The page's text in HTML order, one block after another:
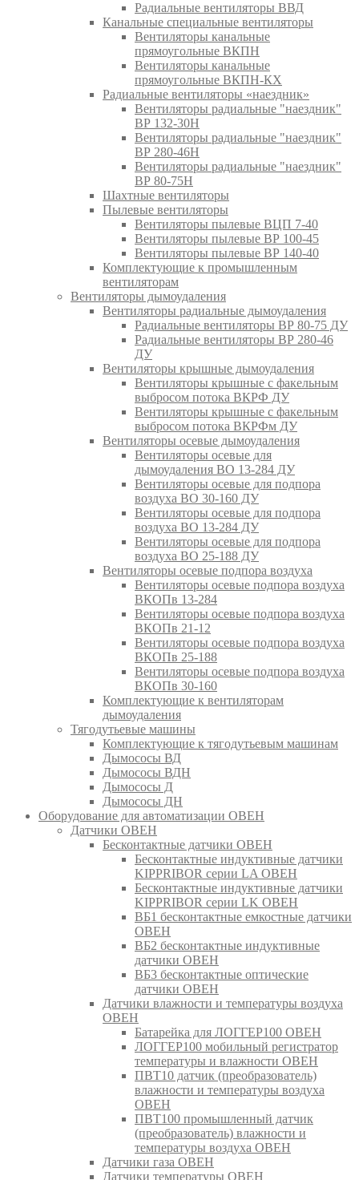
Радиальные вентиляторы ВВД
Канальные специальные вентиляторы
Вентиляторы канальные
прямоугольные ВКПН
Вентиляторы канальные
прямоугольные ВКПН-КХ
Радиальные вентиляторы «наездник»
Вентиляторы радиальные "наездник"
ВР 132-30Н
Вентиляторы радиальные "наездник"
ВР 280-46Н
Вентиляторы радиальные "наездник"
ВР 80-75Н
Шахтные вентиляторы
Пылевые вентиляторы
Вентиляторы пылевые ВЦП 7-40
Вентиляторы пылевые ВР 100-45
Вентиляторы пылевые ВР 140-40
Комплектующие к промышленным
вентиляторам
Вентиляторы дымоудаления
Вентиляторы радиальные дымоудаления
Радиальные вентиляторы ВР 80-75 ДУ
Радиальные вентиляторы ВР 280-46
ДУ
Вентиляторы крышные дымоудаления
Вентиляторы крышные с факельным
выбросом потока ВКРФ ДУ
Вентиляторы крышные с факельным
выбросом потока ВКРФм ДУ
Вентиляторы осевые дымоудаления
Вентиляторы осевые для
дымоудаления ВО 13-284 ДУ
Вентиляторы осевые для подпора
воздуха ВО 30-160 ДУ
Вентиляторы осевые для подпора
воздуха ВО 13-284 ДУ
Вентиляторы осевые для подпора
воздуха ВО 25-188 ДУ
Вентиляторы осевые подпора воздуха
Вентиляторы осевые подпора воздуха
ВКОПв 13-284
Вентиляторы осевые подпора воздуха
ВКОПв 21-12
Вентиляторы осевые подпора воздуха
ВКОПв 25-188
Вентиляторы осевые подпора воздуха
ВКОПв 30-160
Комплектующие к вентиляторам
дымоудаления
Тягодутьевые машины
Комплектующие к тягодутьевым машинам
Дымососы ВД
Дымососы ВДН
Дымососы Д
Дымососы ДН
Оборудование для автоматизации ОВЕН
Датчики ОВЕН
Бесконтактные датчики ОВЕН
Бесконтактные индуктивные датчики
KIPPRIBOR серии LA ОВЕН
Бесконтактные индуктивные датчики
KIPPRIBOR серии LK ОВЕН
ВБ1 бесконтактные емкостные датчики
ОВЕН
ВБ2 бесконтактные индуктивные
датчики ОВЕН
ВБ3 бесконтактные оптические
датчики ОВЕН
Датчики влажности и температуры воздуха
ОВЕН
Батарейка для ЛОГГЕР100 ОВЕН
ЛОГГЕР100 мобильный регистратор
температуры и влажности ОВЕН
ПВТ10 датчик (преобразователь)
влажности и температуры воздуха
ОВЕН
ПВТ100 промышленный датчик
(преобразователь) влажности и
температуры воздуха ОВЕН
Датчики газа ОВЕН
Датчики температуры ОВЕН